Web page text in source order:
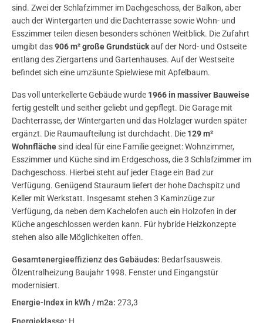
sind. Zwei der Schlafzimmer im Dachgeschoss, der Balkon, aber
auch der Wintergarten und die Dachterrasse sowie Wohn- und
Esszimmer teilen diesen besonders schönen Weitblick. Die Zufahrt
umgibt das906 m² große Grundstückauf der Nord- und Ostseite
entlang des Ziergartens und Gartenhauses. Auf der Westseite
befindet sich eine umzäunte Spielwiese mit Apfelbaum.
Das voll unterkellerte Gebäude wurde 1966 in massiver Bauweise
fertig gestellt und seither geliebt und gepflegt. Die Garage mit
Dachterrasse, der Wintergarten und das Holzlager wurden später
ergänzt. Die Raumaufteilung ist durchdacht. Die 129 m²
Wohnflächesind ideal für eine Familie geeignet: Wohnzimmer,
Esszimmer und Küche sind im Erdgeschoss, die 3 Schlafzimmer im
Dachgeschoss. Hierbei steht auf jeder Etage ein Bad zur
Verfügung. Genügend Stauraum liefert der hohe Dachspitz und
Keller mit Werkstatt. Insgesamt stehen 3 Kaminzüge zur
Verfügung, da neben dem Kachelofen auch ein Holzofen in der
Küche angeschlossen werden kann. Für hybride Heizkonzepte
stehen also alle Möglichkeiten offen.
Gesamtenergieeffizienz des Gebäudes: Bedarfsausweis.
Ölzentralheizung Baujahr 1998. Fenster und Eingangstür
modernisiert.
Energie-Index in kWh / m2a: 273,3